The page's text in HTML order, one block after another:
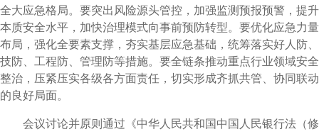
全大应急格局。要突出风险源头管控，加强监测预报预警，提升
本质安全水平，加快治理模式向事前预防转型。要优化应急力量
布局，强化全要素支撑，夯实基层应急基础，统筹落实好人防、
技防、工程防、管理防等措施。要全链条推动重点行业领域安全
整治，压紧压实各级各方面责任，切实形成齐抓共管、协同联动
的良好局面。
会议讨论并原则通过《中华人民共和国中国人民银行法（修